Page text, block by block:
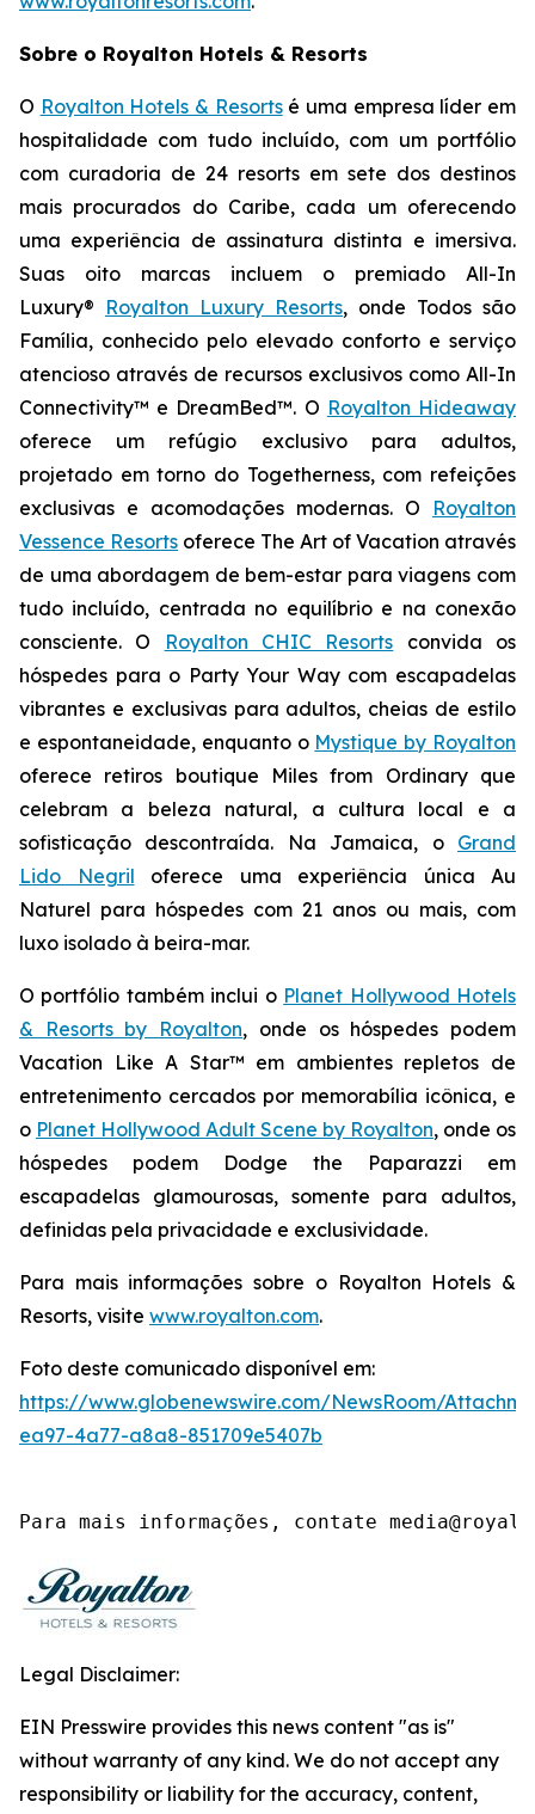
Sobre o Royalton Hotels & Resorts
O Royalton Hotels & Resortsé uma empresa líder em
hospitalidade com tudo incluído, com um portfólio
com curadoria de 24 resorts em sete dos destinos
mais procurados do Caribe, cada um oferecendo
uma experiência de assinatura distinta e imersiva.
Suas oito marcas incluem o premiado All-In
Luxury® Royalton Luxury Resorts, onde Todos são
Família, conhecido pelo elevado conforto e serviço
atencioso através de recursos exclusivos como All-In
Connectivity™ e DreamBed™. O Royalton Hideaway
oferece um refúgio exclusivo para adultos,
projetado em torno do Togetherness, com refeições
exclusivas e acomodações modernas. O Royalton
Vessence Resorts oferece The Art of Vacation através
de uma abordagem de bem-estar para viagens com
tudo incluído, centrada no equilíbrio e na conexão
consciente. O
Royalton CHIC Resorts convida os
hóspedes para o Party Your Waycom escapadelas
vibrantes e exclusivas para adultos, cheias de estilo
e espontaneidade, enquanto o Mystique by Royalton
oferece retiros boutique Miles from Ordinaryque
celebram a beleza natural, a cultura local e a
sofisticação descontraída. Na Jamaica, o Grand
Lido Negril oferece uma experiência única Au
Naturel para hóspedes com 21 anos ou mais, com
luxo isolado à beira-mar.
O portfólio também inclui o Planet Hollywood Hotels
& Resorts by Royalton, onde os hóspedes podem
Vacation Like A Star™ em ambientes repletos de
entretenimento cercados por memorabília icônica, e
o Planet Hollywood Adult Scene by Royalton, onde os
hóspedes podem Dodge the Paparazzi em
escapadelas glamourosas, somente para adultos,
definidas pela privacidade e exclusividade.
Para mais informações sobre o Royalton Hotels &
Resorts, visite www.royalton.com.
Foto deste comunicado disponível em:
https://www.globenewswire.com/NewsRoom/
ea97-4a77-a8a8-851709e5407b
Para mais informações, contate
Legal Disclaimer:
EIN Presswire provides this news content "as is"
without warranty of any kind. We do not accept any
responsibility or liability for the accuracy, content,